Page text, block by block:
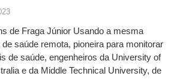
de Fraga Júnior Usando a mesma
de saúde remota, pioneira para monitorar
de saúde, engenheiros da University of
e da Middle Technical University, de